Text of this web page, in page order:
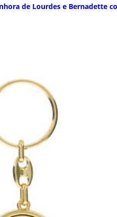
de Lourdes e Bernadette